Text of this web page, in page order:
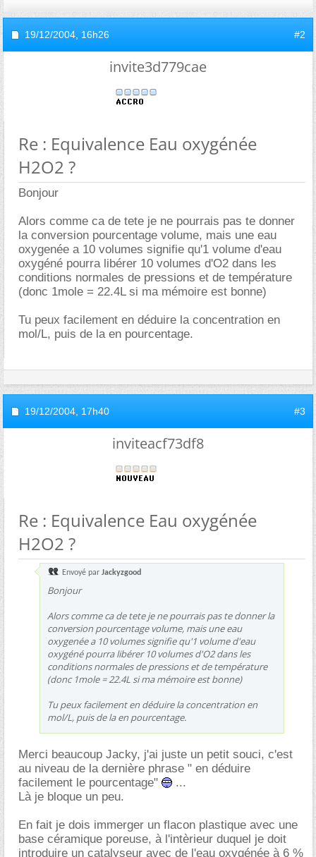
19/12/2004, 16h26 #2
invite3d779cae
Re : Equivalence Eau oxygénée
H2O2 ?
Bonjour
Alors comme ca de tete je ne pourrais pas te donner
la conversion pourcentage volume, mais une eau
oxygenée a 10 volumes signifie qu'1 volume d'eau
oxygéné pourra libérer 10 volumes d'O2 dans les
conditions normales de pressions et de température
(donc 1mole = 22.4L si ma mémoire est bonne)
Tu peux facilement en déduire la concentration en
mol/L, puis de la en pourcentage.
19/12/2004, 17h40 #3
inviteacf73df8
Re : Equivalence Eau oxygénée
H2O2 ?
Envoyé par Jackyzgood
Bonjour
Alors comme ca de tete je ne pourrais pas te donner la
conversion pourcentage volume, mais une eau
oxygenée a 10 volumes signifie qu'1 volume d'eau
oxygéné pourra libérer 10 volumes d'O2 dans les
conditions normales de pressions et de température
(donc 1mole = 22.4L si ma mémoire est bonne)
Tu peux facilement en déduire la concentration en
mol/L, puis de la en pourcentage.
Merci beaucoup Jacky, j'ai juste un petit souci, c'est
au niveau de la dernière phrase " en déduire
facilement le pourcentage"
...
Là je bloque un peu.
En fait je dois immerger un flacon plastique avec une
base céramique poreuse, à l'intèrieur duquel je doit
introduire un catalyseur avec de l'eau oxygénée à 6 %